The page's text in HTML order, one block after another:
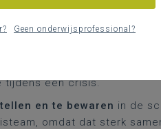
crisis;
tijdens een crisis.
en te bewaren in de
omdat dat sterk
Geen onderwijsprofessional?